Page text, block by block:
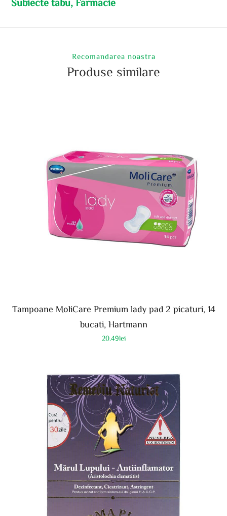
Recomandarea noastra
Produse similare
Tampoane MoliCare Premium lady pad 2 picaturi, 14
bucati, Hartmann
20.49lei